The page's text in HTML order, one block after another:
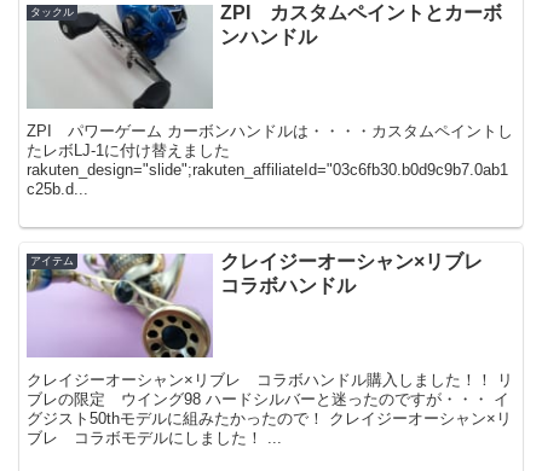
タックル
ZPI カスタムペイントとカーボ
ンハンドル
ZPI パワーゲーム カーボンハンドルは・・・・カスタムペイントし
たレボLJ-1に付け替えました
rakuten_design="slide";rakuten_affiliateId="03c6fb30.b0d9c9b7.0ab1
c25b.d...
アイテム
クレイジーオーシャン×リブレ
コラボハンドル
クレイジーオーシャン×リブレ コラボハンドル購入しました！！ リ
ブレの限定 ウイング98 ハードシルバーと迷ったのですが・・・ イ
グジスト50thモデルに組みたかったので！ クレイジーオーシャン×リ
ブレ コラボモデルにしました！ ...